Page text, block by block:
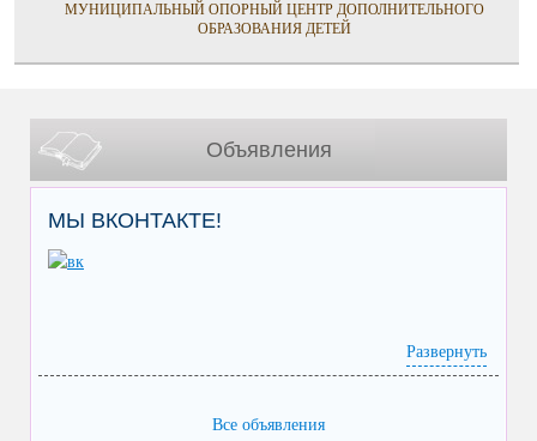
МУНИЦИПАЛЬНЫЙ ОПОРНЫЙ ЦЕНТР ДОПОЛНИТЕЛЬНОГО
ОБРАЗОВАНИЯ ДЕТЕЙ
Объявления
МЫ ВКОНТАКТЕ!
Развернуть
Все объявления